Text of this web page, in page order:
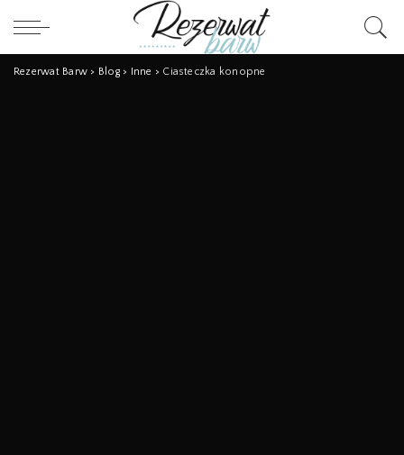
Rezerwat Barw > Blog> Inne > Ciasteczka konopne